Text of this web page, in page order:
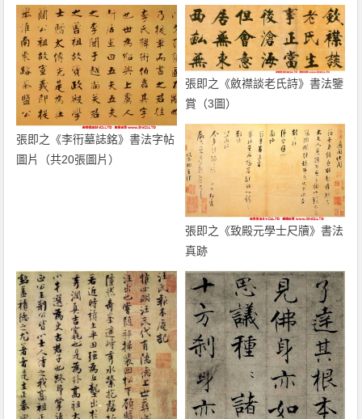
張即之《李衎墓誌銘》書法字帖
圖片（共20張圖片）
張即之《斂襟談老氏詩》書法鑒
賞（3圖）
張即之《致殿元學士尺牘》書法
真跡